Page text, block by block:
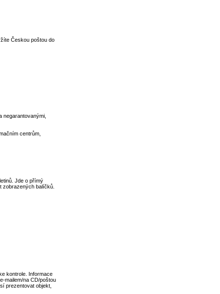
Českou poštou do
centrům,
Jde o přímý
zobrazených balíčků.
kontrole. Informace
mailem/na CD/poštou
prezentovat objekt,